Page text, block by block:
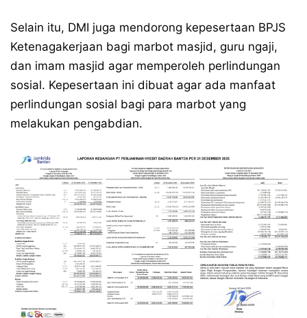
Selain itu, DMI juga mendorong kepesertaan BPJS
Ketenagakerjaan bagi marbot masjid, guru ngaji,
dan imam masjid agar memperoleh perlindungan
sosial. Kepesertaan ini dibuat agar ada manfaat
perlindungan sosial bagi para marbot yang
melakukan pengabdian.